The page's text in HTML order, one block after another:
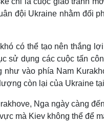
đội Ukraine nhằm đối
có thể tạo nên thắng
sử dụng các cuộc tấn
như vào phía Nam
còn lại của Ukraine
Nga ngày càng
mà Kiev không thể để